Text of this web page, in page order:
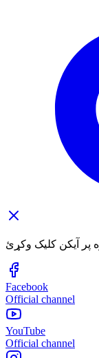
Facebook
Official channel
YouTube
Official channel